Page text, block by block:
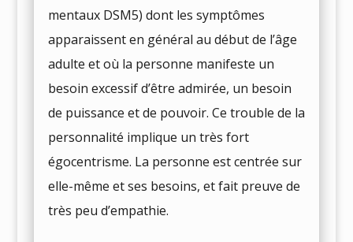
mentaux DSM5) dont les symptômes
apparaissent en général au début de l’âge
adulte et où la personne manifeste un
besoin excessif d’être admirée, un besoin
de puissance et de pouvoir. Ce trouble de la
personnalité implique un très fort
égocentrisme. La personne est centrée sur
elle-même et ses besoins, et fait preuve de
très peu d’empathie.